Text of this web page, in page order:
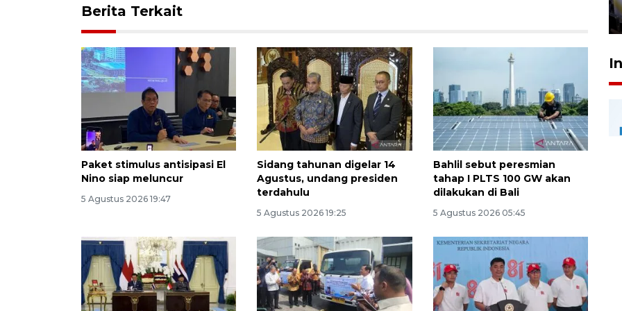
Berita Terkait
Paket stimulus antisipasi El
Nino siap meluncur
5 Agustus 2026 19:47
Sidang tahunan digelar 14
Agustus, undang presiden
terdahulu
5 Agustus 2026 19:25
Bahlil sebut peresmian
tahap I PLTS 100 GW akan
dilakukan di Bali
5 Agustus 2026 05:45